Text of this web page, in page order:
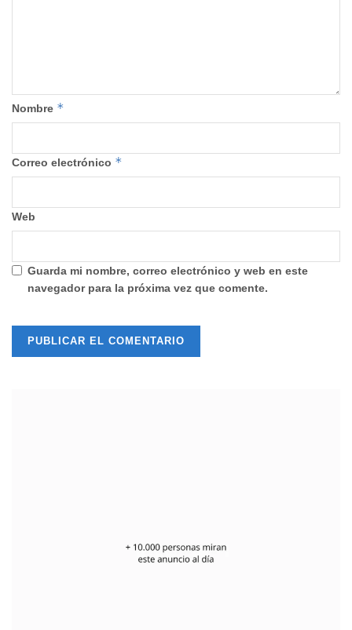
Nombre *
Correo electrónico *
Web
Guarda mi nombre, correo electrónico y web en este
navegador para la próxima vez que comente.